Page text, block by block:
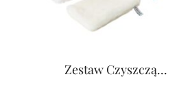
Zestaw Czyszczą...